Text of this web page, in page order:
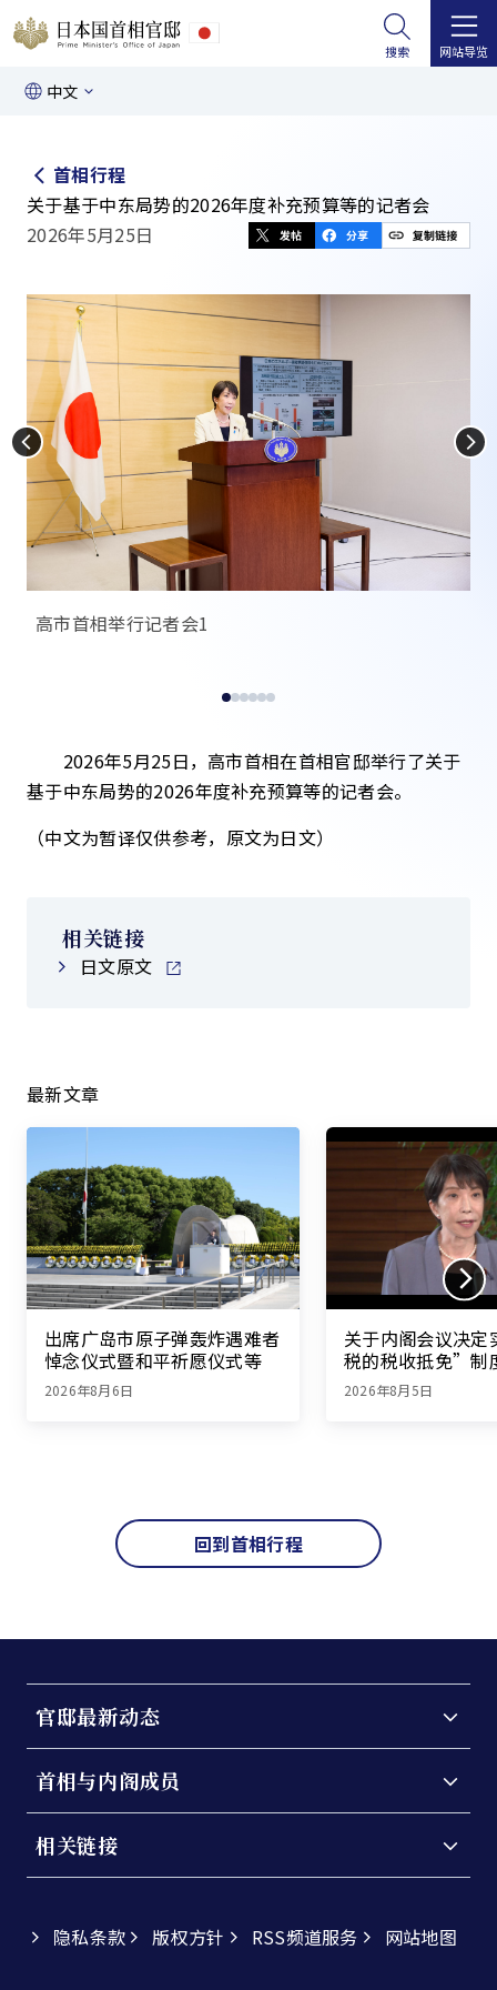
搜索 网站导览
中文
首相行程
关于基于中东局势的2026年度补充预算等的记者会
2026年5月25日
高市首相举行记者会1
2026年5月25日，高市首相在首相官邸举行了关于
基于中东局势的2026年度补充预算等的记者会。
（中文为暂译仅供参考，原文为日文）
相关链接
日文原文
最新文章
出席广岛市原子弹轰炸遇难者
悼念仪式暨和平祈愿仪式等
2026年8月6日
关于内阁会议决
税的税收抵免”制
的记者会
2026年8月5日
回到首相行程
官邸最新动态
首相与内阁成员
相关链接
隐私条款 版权方针 RSS频道服务 网站地图